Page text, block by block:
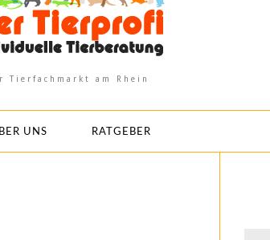
Tierfachmarkt am Rhein
UNS RATGEBER